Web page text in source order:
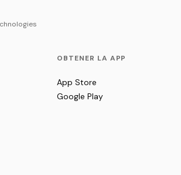
OBTENER LA APP
App Store
Google Play